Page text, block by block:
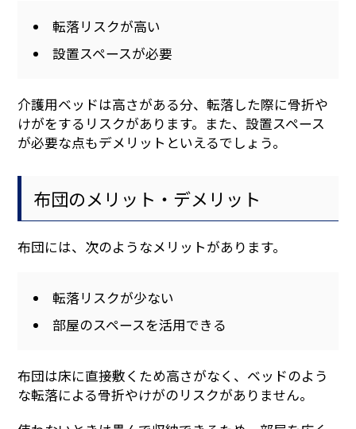
転落リスクが高い
設置スペースが必要
介護用ベッドは高さがある分、転落した際に骨折や
けがをするリスクがあります。また、設置スペース
が必要な点もデメリットといえるでしょう。
布団のメリット・デメリット
布団には、次のようなメリットがあります。
転落リスクが少ない
部屋のスペースを活用できる
布団は床に直接敷くため高さがなく、ベッドのよう
な転落による骨折やけがのリスクがありません。